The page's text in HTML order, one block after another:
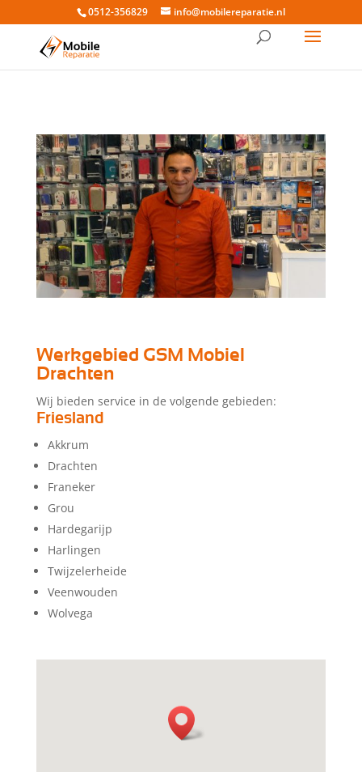
0512-356829 info@mobilereparatie.nl
Werkgebied GSM Mobiel
Drachten
Wij bieden service in de volgende gebieden:
Friesland
Akkrum
Drachten
Franeker
Grou
Hardegarijp
Harlingen
Twijzelerheide
Veenwouden
Wolvega